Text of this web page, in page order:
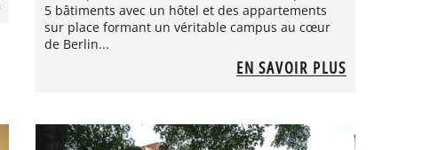
5 bâtiments avec un hôtel et des appartements
sur place formant un véritable campus au cœur
de Berlin...
EN SAVOIR PLUS